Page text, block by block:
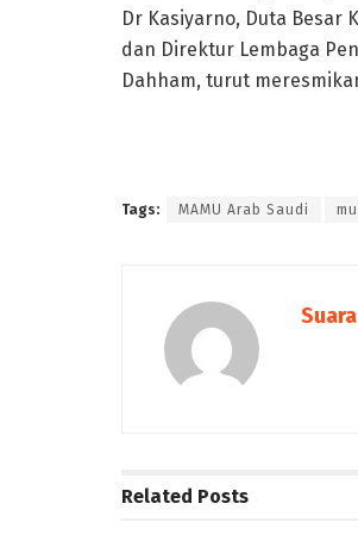
Dr Kasiyarno, Duta Besar
dan Direktur Lembaga
Dahham, turut
Tags: MAMU Arab Saudi
Related Posts